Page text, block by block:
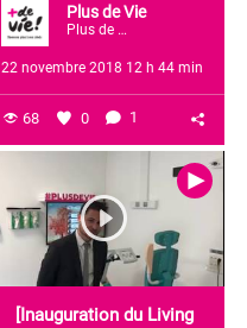
Plus de Vie
Plus de Vie
22 novembre 2018 12 h 44 min
68 0 1
[Inauguration du Living